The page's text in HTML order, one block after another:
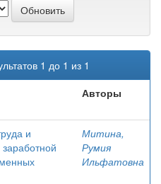
1 до 1 из 1
Авторы
и
Митина,
Румия
Ильфатовна